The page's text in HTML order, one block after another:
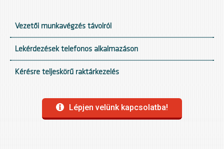
Vezetői munkavégzés távolról
Lekérdezések telefonos alkalmazáson
Kérésre teljeskörű raktárkezelés
Lépjen velünk kapcsolatba!